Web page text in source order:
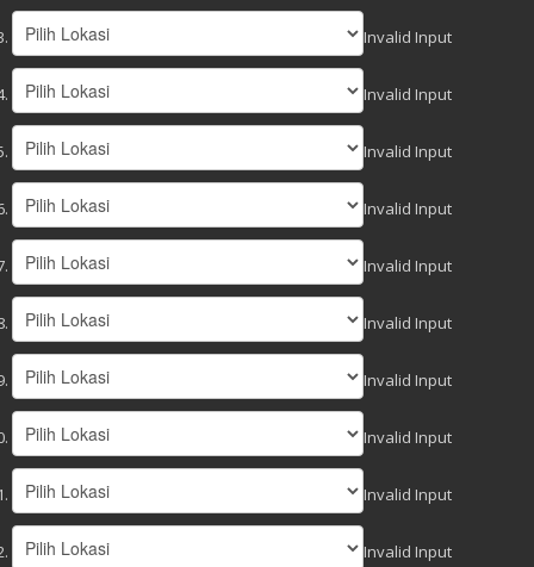
Invalid Input
Invalid Input
Invalid Input
Invalid Input
Invalid Input
Invalid Input
Invalid Input
Invalid Input
Invalid Input
Invalid Input